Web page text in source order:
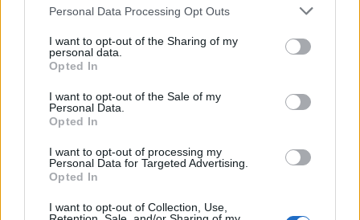
Personal Data Processing Opt Outs
I want to opt-out of the Sharing of my
personal data.
Opted In
I want to opt-out of the Sale of my
Personal Data.
Opted In
I want to opt-out of processing my
Personal Data for Targeted Advertising.
Opted In
I want to opt-out of Collection, Use,
della sostenibilità ambientale): Preinvel
(Start Cup
Puglia) – ha brevettato il
filtro industriale
fluidodinamico
emissioniinquinanti con zero costi di manutenzione,
utilizzando gli effetti filtranti dei flussi di aria. La
tecnologia si basa sul principio di Bernoulli per generare
0.5 micron prodotte da attività civili ed industriali. È nata
così una tecnologia con costi di manutenzione prossimi
meccanici o elettrici. Il filtro fluidodinamico PREINVEL è